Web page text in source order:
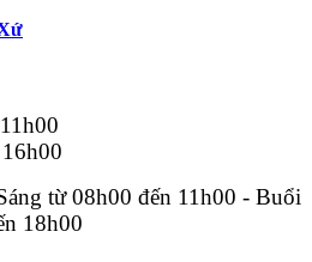
từ 08h00 đến 11h00 - Buổi
18h00